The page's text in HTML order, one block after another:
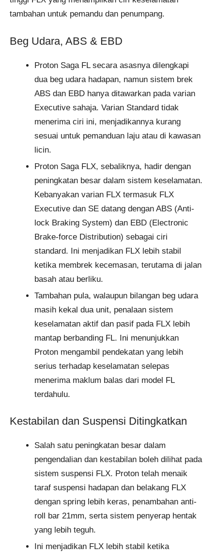
tambahan untuk pemandu dan penumpang.
Beg Udara, ABS & EBD
Proton Saga FL secara asasnya dilengkapi
dua beg udara hadapan, namun sistem brek
ABS dan EBD hanya ditawarkan pada varian
Executive sahaja. Varian Standard tidak
menerima ciri ini, menjadikannya kurang
sesuai untuk pemanduan laju atau di kawasan
licin.
Proton Saga FLX, sebaliknya, hadir dengan
peningkatan besar dalam sistem keselamatan.
Kebanyakan varian FLX termasuk FLX
Executive dan SE datang dengan ABS (Anti-
lock Braking System) dan EBD (Electronic
Brake-force Distribution) sebagai ciri
standard. Ini menjadikan FLX lebih stabil
ketika membrek kecemasan, terutama di jalan
basah atau berliku.
Tambahan pula, walaupun bilangan beg udara
masih kekal dua unit, penalaan sistem
keselamatan aktif dan pasif pada FLX lebih
mantap berbanding FL. Ini menunjukkan
Proton mengambil pendekatan yang lebih
serius terhadap keselamatan selepas
menerima maklum balas dari model FL
terdahulu.
Kestabilan dan Suspensi Ditingkatkan
Salah satu peningkatan besar dalam
pengendalian dan kestabilan boleh dilihat pada
sistem suspensi FLX. Proton telah menaik
taraf suspensi hadapan dan belakang FLX
dengan spring lebih keras, penambahan anti-
roll bar 21mm, serta sistem penyerap hentak
yang lebih teguh.
Ini menjadikan FLX lebih stabil ketika